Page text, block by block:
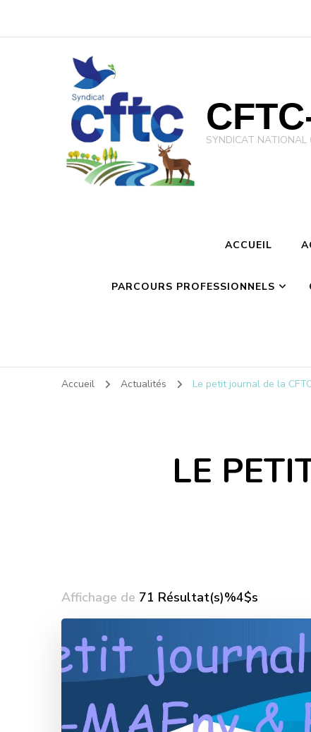
SYNDICAT
ACCUEIL
PARCOURS PROFESSIONNELS
Accueil Actualités Le petit journal de la
LE
Affichage de 71 Résultat(s)%4$s